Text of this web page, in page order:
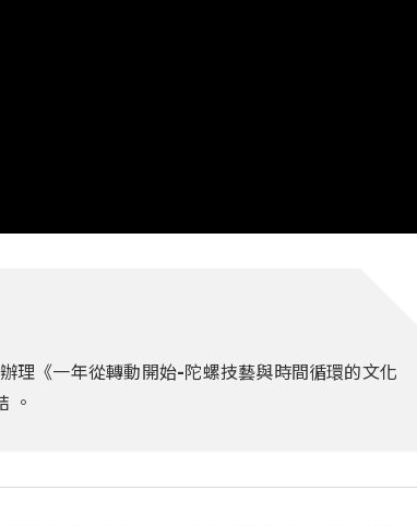
理《一年從轉動開始-陀螺技藝與時間循環的文化
。